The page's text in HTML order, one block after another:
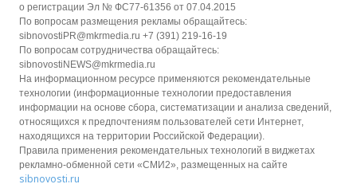
о регистрации Эл № ФС77-61356 от 07.04.2015
По вопросам размещения рекламы обращайтесь:
sibnovostiPR@mkrmedia.ru +7 (391) 219-16-19
По вопросам сотрудничества обращайтесь:
sibnovostiNEWS@mkrmedia.ru
На информационном ресурсе применяются рекомендательные
технологии (информационные технологии предоставления
информации на основе сбора, систематизации и анализа сведений,
относящихся к предпочтениям пользователей сети Интернет,
находящихся на территории Российской Федерации).
Правила применения рекомендательных технологий в виджетах
рекламно-обменной сети «СМИ2», размещенных на сайте
sibnovosti.ru